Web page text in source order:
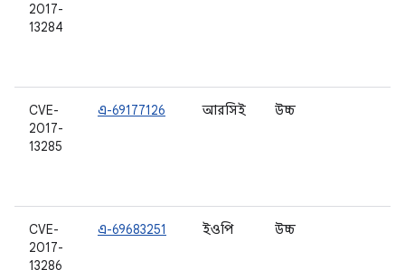
2017-
13284
CVE-
2017-
13285
এ-69177126 আরসিই উচ্চ
CVE-
2017-
13286
এ-69683251 ইওপি উচ্চ